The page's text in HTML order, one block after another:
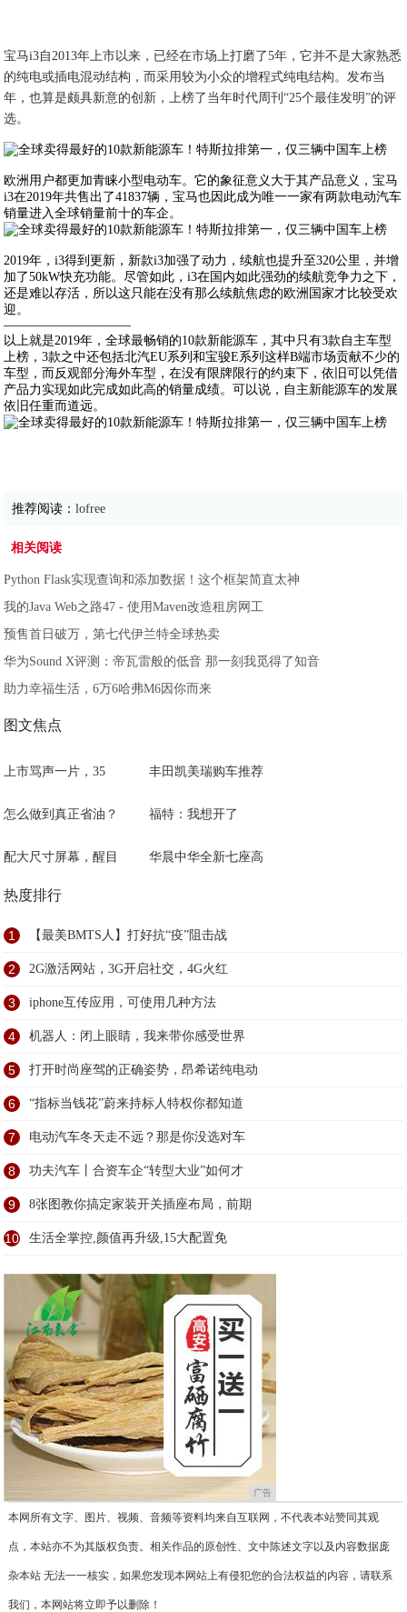
宝马i3自2013年上市以来，已经在市场上打磨了5年，它并不是大家熟悉
的纯电或插电混动结构，而采用较为小众的增程式纯电结构。发布当
年，也算是颇具新意的创新，上榜了当年时代周刊“25个最佳发明”的评
选。
欧洲用户都更加青睐小型电动车。它的象征意义大于其产品意义，宝马
i3在2019年共售出了41837辆，宝马也因此成为唯一一家有两款电动汽车
销量进入全球销量前十的车企。
2019年，i3得到更新，新款i3加强了动力，续航也提升至320公里，并增
加了50kW快充功能。尽管如此，i3在国内如此强劲的续航竞争力之下，
还是难以存活，所以这只能在没有那么续航焦虑的欧洲国家才比较受欢
迎。
——————————
以上就是2019年，全球最畅销的10款新能源车，其中只有3款自主车型
上榜，3款之中还包括北汽EU系列和宝骏E系列这样B端市场贡献不少的
车型，而反观部分海外车型，在没有限牌限行的约束下，依旧可以凭借
产品力实现如此完成如此高的销量成绩。可以说，自主新能源车的发展
依旧任重而道远。
推荐阅读：lofree
相关阅读
Python Flask实现查询和添加数据！这个框架简直太神
我的Java Web之路47 - 使用Maven改造租房网工
预售首日破万，第七代伊兰特全球热卖
华为Sound X评测：帝瓦雷般的低音 那一刻我觅得了知音
助力幸福生活，6万6哈弗M6因你而来
图文焦点
上市骂声一片，35 丰田凯美瑞购车推荐
怎么做到真正省油？ 福特：我想开了
配大尺寸屏幕，醒目 华晨中华全新七座高
热度排行
1 【最美BMTS人】打好抗“疫”阻击战
2 2G激活网站，3G开启社交，4G火红
3 iphone互传应用，可使用几种方法
4 机器人：闭上眼睛，我来带你感受世界
5 打开时尚座驾的正确姿势，昂希诺纯电动
6 “指标当钱花”蔚来持标人特权你都知道
7 电动汽车冬天走不远？那是你没选对车
8 功夫汽车丨合资车企“转型大业”如何才
9 8张图教你搞定家装开关插座布局，前期
10 生活全掌控,颜值再升级,15大配置免
广告
本网所有文字、图片、视频、音频等资料均来自互联网，不代表本站赞同其观
点，本站亦不为其版权负责。相关作品的原创性、文中陈述文字以及内容数据庞
杂本站 无法一一核实，如果您发现本网站上有侵犯您的合法权益的内容，请联系
我们，本网站将立即予以删除！